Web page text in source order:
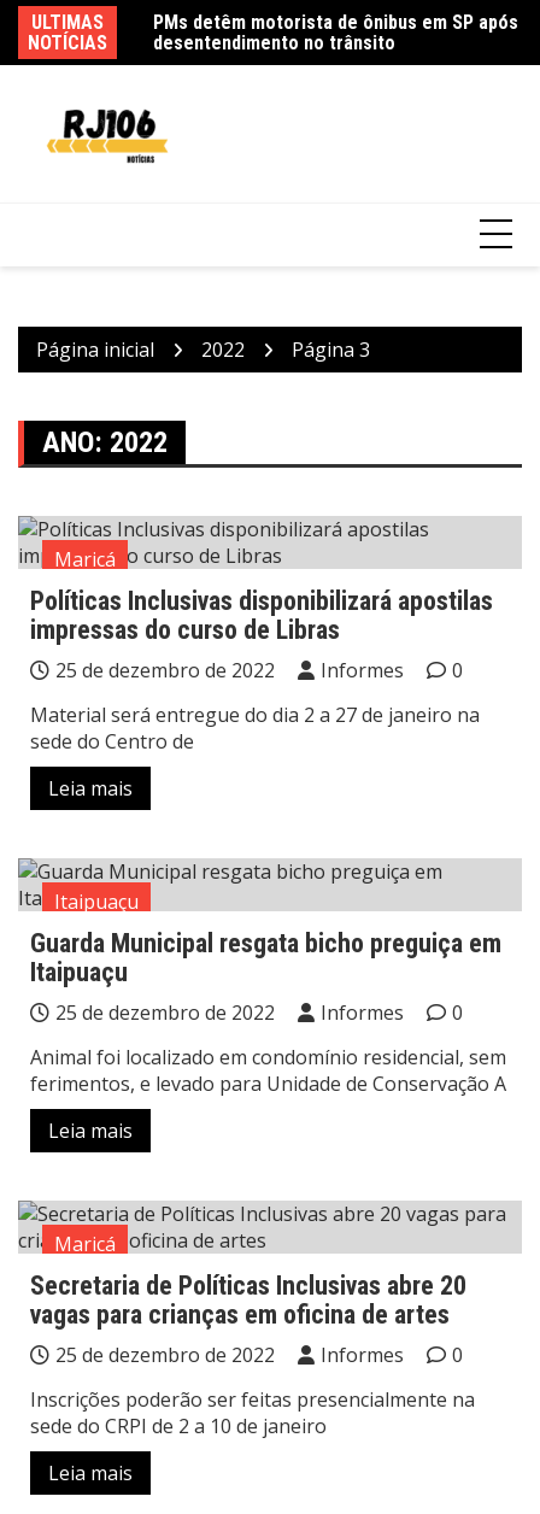
para
o
ULTIMAS
NOTÍCIAS
embala show
PMs detêm motorista de ônibus em SP após
desentendimento no trânsito
Página inicial 2022 Página 3
ANO: 2022
Maricá
Políticas Inclusivas disponibilizará apostilas
impressas do curso de Libras
25 de dezembro de 2022 Informes
0
Material será entregue do dia 2 a 27 de janeiro na
sede do Centro de
Leia mais
Itaipuaçu
Guarda Municipal resgata bicho preguiça em
Itaipuaçu
25 de dezembro de 2022 Informes
0
Animal foi localizado em condomínio residencial, sem
ferimentos, e levado para Unidade de Conservação A
Leia mais
Maricá
Secretaria de Políticas Inclusivas abre 20
vagas para crianças em oficina de artes
25 de dezembro de 2022 Informes
0
Inscrições poderão ser feitas presencialmente na
sede do CRPI de 2 a 10 de janeiro
Leia mais